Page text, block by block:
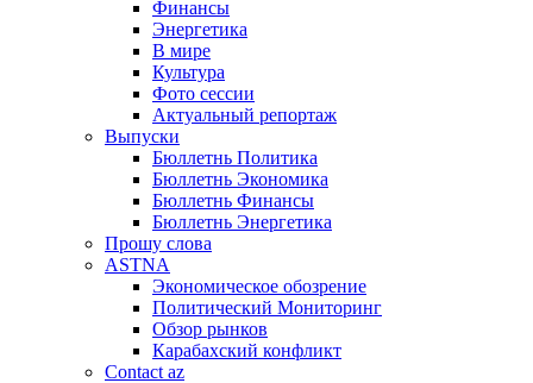
Финансы
Энергетика
В мире
Культура
Фото сессии
Актуальный репортаж
Выпуски
Бюллетнь Политика
Бюллетнь Экономика
Бюллетнь Финансы
Бюллетнь Энергетика
Прошу слова
ASTNA
Экономическое обозрение
Политический Мониторинг
Обзор рынков
Карабахский конфликт
Contact az